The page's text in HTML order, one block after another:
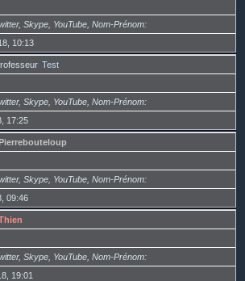
Skype, YouTube, Nom-Prénom
10:13
Test
Skype, YouTube, Nom-Prénom
17:25
Skype, YouTube, Nom-Prénom
09:46
Skype, YouTube, Nom-Prénom
19:01